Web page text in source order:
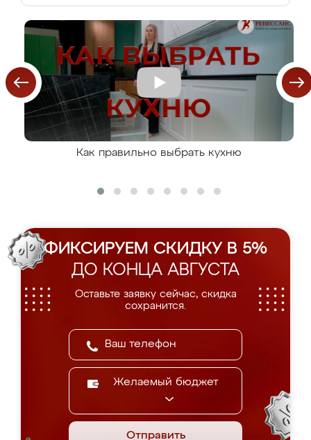
Как правильно выбрать кухню
ФИКСИРУЕМ СКИДКУ В 5%
ДО КОНЦА АВГУСТА
Оставьте заявку сейчас, скидка
сохранится.
Желаемый бюджет
Отправить